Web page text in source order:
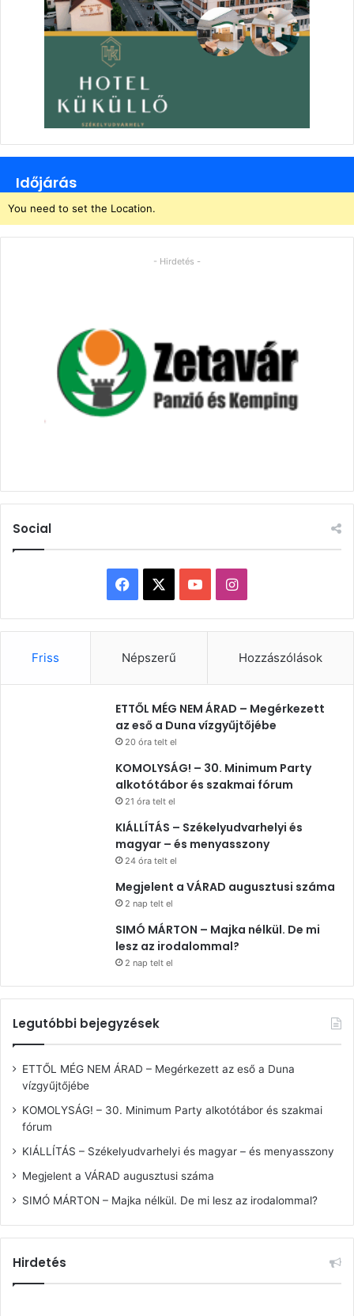
Időjárás
You need to set the Location.
- Hirdetés -
Social
Facebook YouTubeInstagram
Friss Népszerű Hozzászólások
ETTŐL MÉG NEM ÁRAD – Megérkezett
az eső a Duna vízgyűjtőjébe
20 óra telt el
KOMOLYSÁG! – 30. Minimum Party
alkotótábor és szakmai fórum
21 óra telt el
KIÁLLÍTÁS – Székelyudvarhelyi és
magyar – és menyasszony
24 óra telt el
Megjelent a VÁRAD augusztusi száma
2 nap telt el
SIMÓ MÁRTON – Majka nélkül. De mi
lesz az irodalommal?
2 nap telt el
Legutóbbi bejegyzések
ETTŐL MÉG NEM ÁRAD – Megérkezett az eső a Duna
vízgyűjtőjébe
KOMOLYSÁG! – 30. Minimum Party alkotótábor és szakmai
fórum
KIÁLLÍTÁS – Székelyudvarhelyi és magyar – és menyasszony
Megjelent a VÁRAD augusztusi száma
SIMÓ MÁRTON – Majka nélkül. De mi lesz az irodalommal?
Hirdetés